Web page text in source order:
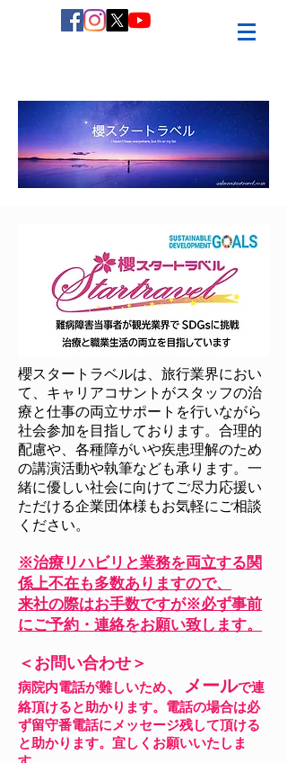
櫻スタートラベルは、 旅行業界におい
て、キャリアコサントがスタッフの治
療と仕事の両立サポートを行いながら
社会参加を目指しております。合理的
配慮や、各種障がいや疾患理解のため
の講演活動や執筆なども承ります。一
緒に優しい社会に向けてご尽力応援い
ただける企業団体様もお気軽にご相談
ください。
※治療リハビリと業務を両立する関
係上不在も多数ありますので、
来社の際はお手数ですが※必ず事前
にご予約・連絡をお願い致します。
＜お問い合わせ＞
病院内電話が難しいため、 メールで連
絡頂けると助かります。電話の場合は必
ず留守番電話にメッセージ残して頂ける
と助かります。 宜しくお願いいたしま